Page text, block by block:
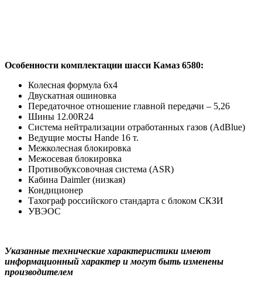
Особенности комплектации шасси Камаз 6580:
Колесная формула 6х4
Двускатная ошиновка
Передаточное отношение главной передачи – 5,26
Шины 12.00R24
Система нейтрализации отработанных газов (AdBlue)
Ведущие мосты Hande 16 т.
Межколесная блокировка
Межосевая блокировка
Противобуксовочная система (ASR)
Кабина Daimler (низкая)
Кондиционер
Тахограф российского стандарта с блоком СКЗИ
УВЭОС
Указанные технические характеристики имеют
информационный характер и могут быть изменены
производителем